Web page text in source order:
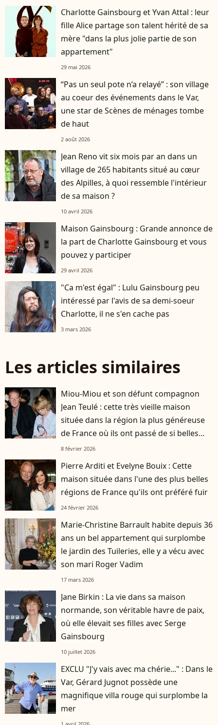
Charlotte Gainsbourg et Yvan Attal : leur
fille Alice partage son talent hérité de sa
mère "dans la plus jolie partie de son
appartement"
29 mai 2026
“Pas un seul pote n’a relayé” : son village
au coeur des événements dans le Var,
une star de Scènes de ménages tombe
de haut
2 août 2026
Jean Reno vit six mois par an dans un
village de 265 habitants situé au cœur
des Alpilles, à quoi ressemble l'intérieur
de sa maison ?
10 avril 2026
Maison Gainsbourg : Grande annonce de
la part de Charlotte Gainsbourg et vous
pouvez y participer
29 avril 2026
"Ca m'est égal" : Lulu Gainsbourg peu
intéressé par l'avis de sa demi-soeur
Charlotte, il ne s'en cache pas
3 mars 2026
Les articles similaires
Miou-Miou et son défunt compagnon
Jean Teulé : cette très vieille maison
située dans la région la plus généreuse
de France où ils ont passé de si belles
heures
8 février 2026
Pierre Arditi et Evelyne Bouix : Cette
maison située dans l'une des plus belles
régions de France qu'ils ont préféré fuir
24 février 2026
Marie-Christine Barrault habite depuis 36
ans un bel appartement qui surplombe
le jardin des Tuileries, elle y a vécu avec
son mari Roger Vadim
17 mars 2026
Jane Birkin : La vie dans sa maison
normande, son véritable havre de paix,
où elle élevait ses filles avec Serge
Gainsbourg
10 juillet 2026
EXCLU "J'y vais avec ma chérie..." : Dans le
Var, Gérard Jugnot possède une
magnifique villa rouge qui surplombe la
mer